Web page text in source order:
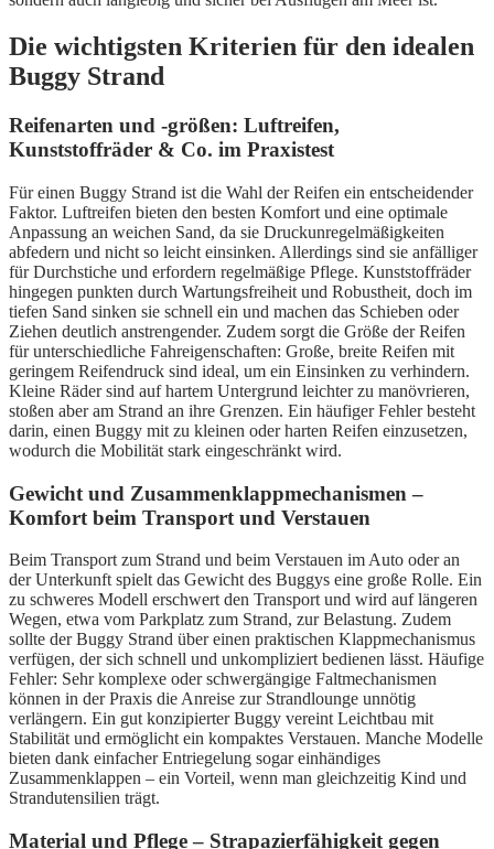
Die wichtigsten Kriterien für den idealen
Buggy Strand
Reifenarten und -größen: Luftreifen,
Kunststoffräder & Co. im Praxistest
Für einen Buggy Strand ist die Wahl der Reifen ein entscheidender
Faktor. Luftreifen bieten den besten Komfort und eine optimale
Anpassung an weichen Sand, da sie Druckunregelmäßigkeiten
abfedern und nicht so leicht einsinken. Allerdings sind sie anfälliger
für Durchstiche und erfordern regelmäßige Pflege. Kunststoffräder
hingegen punkten durch Wartungsfreiheit und Robustheit, doch im
tiefen Sand sinken sie schnell ein und machen das Schieben oder
Ziehen deutlich anstrengender. Zudem sorgt die Größe der Reifen
für unterschiedliche Fahreigenschaften: Große, breite Reifen mit
geringem Reifendruck sind ideal, um ein Einsinken zu verhindern.
Kleine Räder sind auf hartem Untergrund leichter zu manövrieren,
stoßen aber am Strand an ihre Grenzen. Ein häufiger Fehler besteht
darin, einen Buggy mit zu kleinen oder harten Reifen einzusetzen,
wodurch die Mobilität stark eingeschränkt wird.
Gewicht und Zusammenklappmechanismen –
Komfort beim Transport und Verstauen
Beim Transport zum Strand und beim Verstauen im Auto oder an
der Unterkunft spielt das Gewicht des Buggys eine große Rolle. Ein
zu schweres Modell erschwert den Transport und wird auf längeren
Wegen, etwa vom Parkplatz zum Strand, zur Belastung. Zudem
sollte der Buggy Strand über einen praktischen Klappmechanismus
verfügen, der sich schnell und unkompliziert bedienen lässt. Häufige
Fehler: Sehr komplexe oder schwergängige Faltmechanismen
können in der Praxis die Anreise zur Strandlounge unnötig
verlängern. Ein gut konzipierter Buggy vereint Leichtbau mit
Stabilität und ermöglicht ein kompaktes Verstauen. Manche Modelle
bieten dank einfacher Entriegelung sogar einhändiges
Zusammenklappen – ein Vorteil, wenn man gleichzeitig Kind und
Strandutensilien trägt.
Material und Pflege – Strapazierfähigkeit gegen